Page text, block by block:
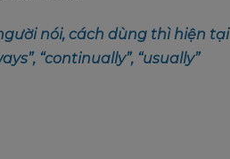
nói, cách dùng thì hiện tại
“continually”, “usually”